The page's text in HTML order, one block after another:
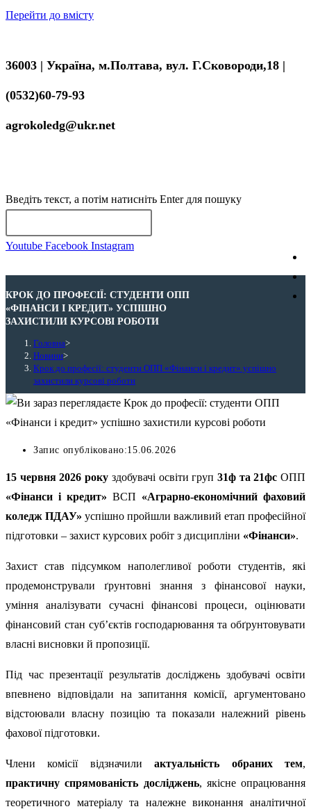
Перейти до вмісту
36003 | Україна, м.Полтава, вул. Г.Сковороди,18 |
(0532)60-79-93
agrokoledg@ukr.net
Введіть текст, а потім натисніть Enter для пошуку
Youtube Facebook Instagram
КРОК ДО ПРОФЕСІЇ: СТУДЕНТИ ОПП
«ФІНАНСИ І КРЕДИТ» УСПІШНО
ЗАХИСТИЛИ КУРСОВІ РОБОТИ
Головна>
Новини>
Крок до професії: студенти ОПП «Фінанси і кредит» успішно
захистили курсові роботи
Запис опубліковано:15.06.2026
15 червня 2026 року здобувачі освіти груп 31ф та 21фс ОПП
«Фінанси і кредит» ВСП «Аграрно-економічний фаховий
коледж ПДАУ» успішно пройшли важливий етап професійної
підготовки – захист курсових робіт з дисципліни «Фінанси».
Захист став підсумком наполегливої роботи студентів, які
продемонстрували ґрунтовні знання з фінансової науки,
уміння аналізувати сучасні фінансові процеси, оцінювати
фінансовий стан суб’єктів господарювання та обґрунтовувати
власні висновки й пропозиції.
Під час презентації результатів досліджень здобувачі освіти
впевнено відповідали на запитання комісії, аргументовано
відстоювали власну позицію та показали належний рівень
фахової підготовки.
Члени комісії відзначилиактуальність обраних тем,
практичну спрямованість досліджень, якісне опрацювання
теоретичного матеріалу та належне виконання аналітичної